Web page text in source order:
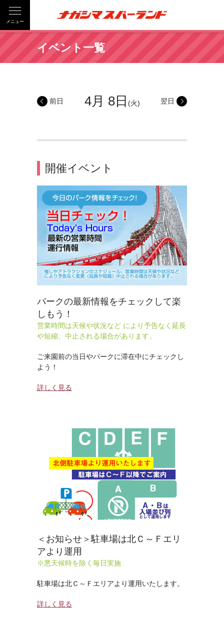
メニュー
イベント一覧
4月 8日 (火)
前日 翌日
開催イベント
パークの最新情報をチェックして楽
しもう！
営業時間は天候や状況など により予告なく延長
や短縮、中止される場合があります。
ご来園前の当日やパークに滞在中にチェックし
よう！
詳しく見る
＜お知らせ＞駐車場は北Ｃ～Ｆエリ
アより運用
※悪天候時を除く毎日実施
駐車場は北Ｃ～Ｆエリアより運用いたします。
詳しく見る